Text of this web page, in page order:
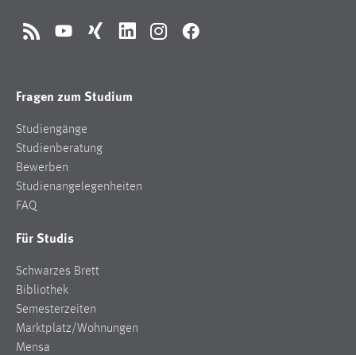
RSS YouTubeXing LinkedInInstagramFacebook
Fragen zum Studium
Studiengänge
Studienberatung
Bewerben
Studienangelegenheiten
FAQ
Für Studis
Schwarzes Brett
Bibliothek
Semesterzeiten
Marktplatz/Wohnungen
Mensa
Sie tun dies, indem sie Besucher über Websites
_gcl_au
Anbieter:
3 Monate
Facebook Pixel